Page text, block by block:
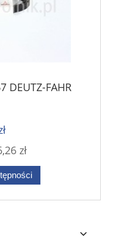
DEUTZ-FAHR
zł